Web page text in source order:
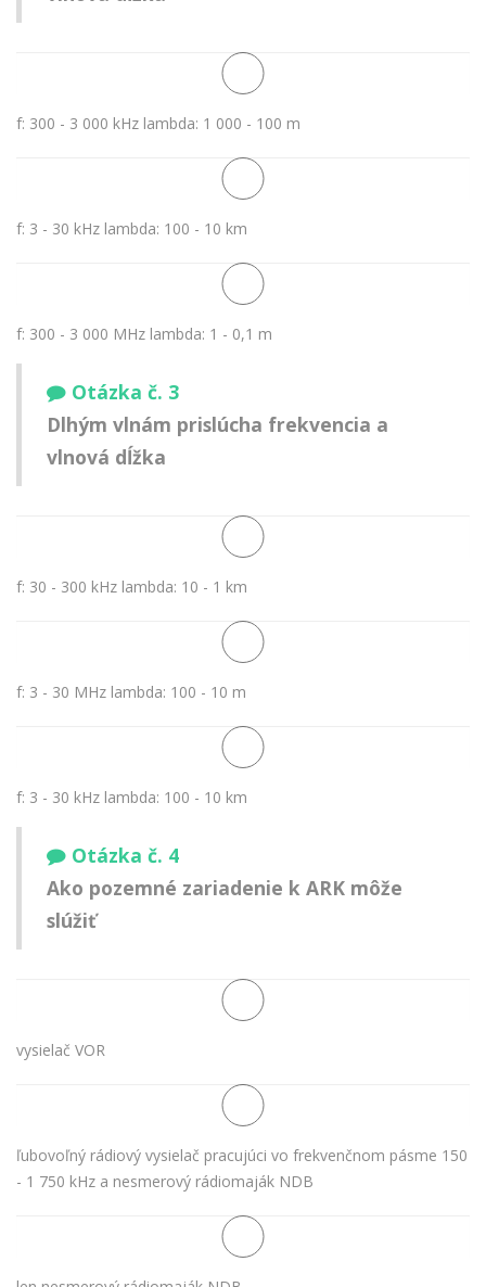
f: 300 - 3 000 kHz lambda: 1 000 - 100 m
f: 3 - 30 kHz lambda: 100 - 10 km
f: 300 - 3 000 MHz lambda: 1 - 0,1 m
Otázka č. 3
Dlhým vlnám prislúcha frekvencia a
vlnová dĺžka
f: 30 - 300 kHz lambda: 10 - 1 km
f: 3 - 30 MHz lambda: 100 - 10 m
f: 3 - 30 kHz lambda: 100 - 10 km
Otázka č. 4
Ako pozemné zariadenie k ARK môže
slúžiť
vysielač VOR
ľubovoľný rádiový vysielač pracujúci vo frekvenčnom pásme 150
- 1 750 kHz a nesmerový rádiomaják NDB